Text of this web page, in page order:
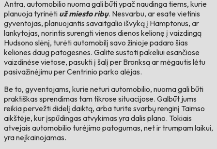
Antra, automobilio nuoma gali būti ypač naudinga tiems, kurie
planuoja tyrinėti už miesto ribų. Nesvarbu, ar esate vietinis
gyventojas, planuojantis savaitgalio išvyką į Hamptonus, ar
lankytojas, norintis surengti vienos dienos kelionę į vaizdingą
Hudsono slėnį, turėti automobilį savo žinioje padaro šias
keliones daug patogesnes. Galite sustoti pakeliui esančiose
vaizdinėse vietose, pasukti į šalį per Bronksą ar mėgautis lėtu
pasivažinėjimu per Centrinio parko alėjas.
Be to, gyventojams, kurie neturi automobilio, nuoma gali būti
praktiškas sprendimas tam tikrose situacijose. Galbūt jums
reikia pervežti didelį daiktą, arba turite svarbų renginį Taimso
aikštėje, kur įspūdingas atvykimas yra dalis plano. Tokiais
atvejais automobilio turėjimo patogumas, net ir trumpam laikui,
yra neįkainojamas.